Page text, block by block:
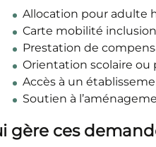
Allocation pour adulte
Carte mobilité
Prestation de
Orientation scolaire ou
Accès à un
Soutien à
gère ces